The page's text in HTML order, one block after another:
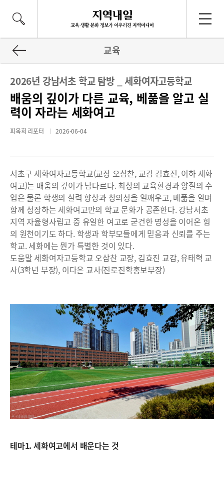
교육
2026년 강남서초 학교 탐방 _ 세화여자고등학교
배움의 깊이가 다른 교육, 베풂을 알고 실
력이 자라는 세화여고
피옥희 리포터 2026-06-04
서초구 세화여자고등학교(교장 오삼찬, 교감 김효진, 이하 세화
여고)는 배움의 깊이가 남다르다. 최상의 교육환경과 양질의 수
업은 물론 학생의 실력 향상과 창의성을 일깨우고, 베풂을 알며
함께 성장하는 세화여고만의 학교 문화가 공존한다. 강남서초
지역 자율형사립고 중 유일한 여고로 굳건한 명성을 이어온 힘
의 원천이기도 하다. 학생과 학부모들에게 믿음과 신뢰를 주는
학교. 세화에는 뭔가 특별한 것이 있다.
도움말 세화여자고등학교 오삼찬 교장, 김효진 교감, 유태혁 교
사(3학년 부장), 이다은 교사(진로진학홍보부장)
테마1. 세화여고에서 배운다는 것